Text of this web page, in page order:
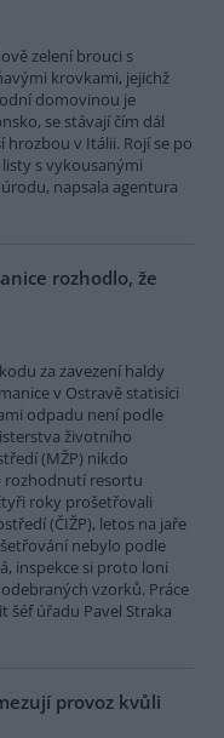
zelení brouci s
krovkami, jejichž
domovinou je
se stávají čím dál
hrozbou v Itálii. Rojí se po
listy s vykousanými
napsala agentura
rozhodlo, že
za zavezení haldy
v Ostravě statisíci
odpadu není podle
životního
(MŽP) nikdo
rozhodnutí resortu
roky prošetřovali
(ČIŽP), letos na jaře
nebylo podle
inspekce si proto loni
vzorků. Práce
šéf úřadu Pavel Straka
provoz kvůli